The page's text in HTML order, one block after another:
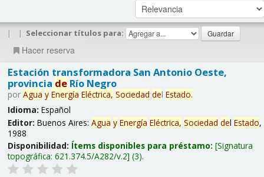
| | Seleccionar títulos para:
Hacer reserva
Estación transformadora San Antonio Oeste,
provincia deRío Negro
por Agua y Energía Eléctrica, Sociedad del Estado.
Idioma: Español
Editor: Buenos Aires: Agua y Energía Eléctrica, Sociedad del Estado,
1988
Disponibilidad: Ítems disponibles para préstamo: Signatura
topográfica: 621.374.5/A282/v.2 (3).